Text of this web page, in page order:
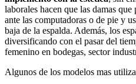
laborales hacen que las damas
ante las computadoras o de pie y
baja de la espalda. Además, los
diversificando con el pasar del
femenino en bodegas, sector
Algunos de los modelos mas